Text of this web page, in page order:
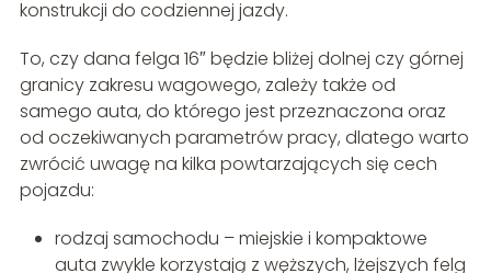
konstrukcji do codziennej jazdy.
To, czy dana felga 16″ będzie bliżej dolnej czy górnej
granicy zakresu wagowego, zależy także od
samego auta, do którego jest przeznaczona oraz
od oczekiwanych parametrów pracy, dlatego warto
zwrócić uwagę na kilka powtarzających się cech
pojazdu:
rodzaj samochodu – miejskie i kompaktowe
auta zwykle korzystają z węższych, lżejszych felg